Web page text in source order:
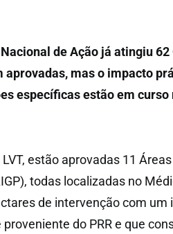
de Ação já atingiu
aprovadas, mas o impacto
específicas estão em
estão aprovadas 11
todas localizadas no
de intervenção com
proveniente do PRR e que